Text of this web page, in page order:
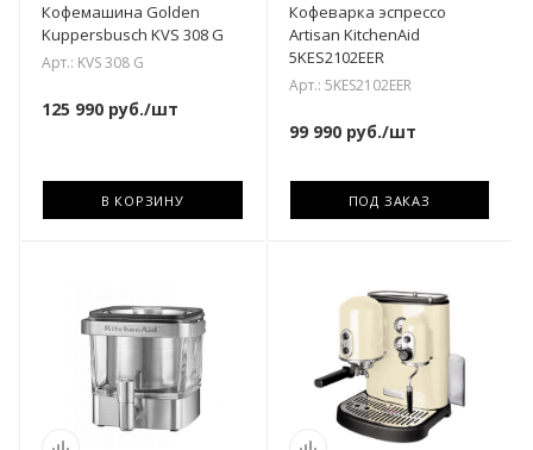
Кофемашина Golden
Kuppersbusch KVS 308 G
Арт.: KVS 308 G
125 990 руб./шт
В КОРЗИНУ
Кофеварка эспрессо
Artisan KitchenAid
5KES2102EER
Арт.: 5KES2102EER
99 990руб./шт
ПОД ЗАКАЗ